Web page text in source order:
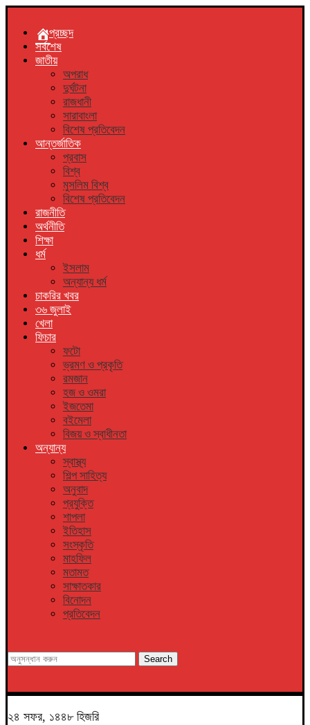
প্রচ্ছদ
সর্বশেষ
জাতীয়
অপরাধ
দুর্ঘটনা
রাজধানী
সারাবাংলা
বিশেষ প্রতিবেদন
আন্তর্জাতিক
প্রবাস
বিশ্ব
মুসলিম বিশ্ব
বিশেষ প্রতিবেদন
রাজনীতি
অর্থনীতি
শিক্ষা
ধর্ম
ইসলাম
অন্যান্য ধর্ম
চাকরির খবর
৩৬ জুলাই
খেলা
ফিচার
ফটো
ভ্রমণ ও প্রকৃতি
রমজান
হজ ও ওমরা
ইজতেমা
বইমেলা
বিজয় ও স্বাধীনতা
অন্যান্য
স্বাস্থ্য
শিল্প সাহিত্য
অনুবাদ
প্রযুক্তি
শাপলা
ইতিহাস
সংস্কৃতি
মাহফিল
মতামত
সাক্ষাতকার
বিনোদন
প্রতিবেদন
Search
২৪ সফর, ১৪৪৮ হিজরি